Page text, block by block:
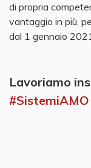
di propria
vantaggio in più,
dal 1 gennaio
Lavoriamo
#SistemiAMO